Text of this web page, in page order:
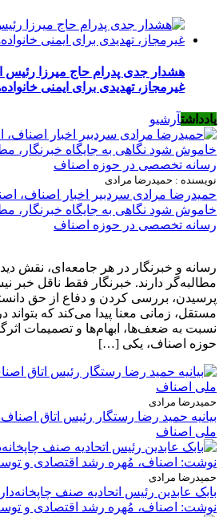
هشدار جدی پدرام حاج میرزا رئیس
غیرمجاز، تهدیدی برای ایمنی
یادداشتآرشیو
نویسنده : حمیدرضا مرادی
حمیدرضا مرادی سردبیر اخبار اصناف،
خاموش شود نگاهی به جایگاه خبرنگار،
رسانه تخصصی در حوزه اصناف
رسانه و خبرنگار در هر جامعه‌ای، نقش
مطالبه‌گر دارند. خبرنگار فقط ناقل خبر
پرسیدن، بررسی کردن و دفاع از حق
مستقل، زمانی معنا پیدا می‌کند که بتواند
نسبت به ضعف‌ها، ابهام‌ها و تصمیمات
حوزه اصناف، یکی […]
حمیدرضا مرادی
بیانیه حمید رضا رستگار رئیس اتاق
ملی اصناف
حمیدرضا مرادی
بابک عابدین رئیس اتحادیه صنف
نوشت: اصناف، مُهره رشد اقتصادی و